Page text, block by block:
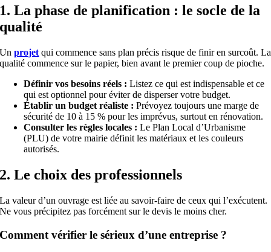
1. La phase de planification : le socle de la
qualité
Unprojet qui commence sans plan précis risque de finir en surcoût. La
qualité commence sur le papier, bien avant le premier coup de pioche.
Définir vos besoins réels : Listez ce qui est indispensable et ce
qui est optionnel pour éviter de disperser votre budget.
Établir un budget réaliste : Prévoyez toujours une marge de
sécurité de 10 à 15 % pour les imprévus, surtout en rénovation.
Consulter les règles locales : Le Plan Local d’Urbanisme
(PLU) de votre mairie définit les matériaux et les couleurs
autorisés.
2. Le choix des professionnels
La valeur d’un ouvrage est liée au savoir-faire de ceux qui l’exécutent.
Ne vous précipitez pas forcément sur le devis le moins cher.
Comment vérifier le sérieux d’une entreprise ?